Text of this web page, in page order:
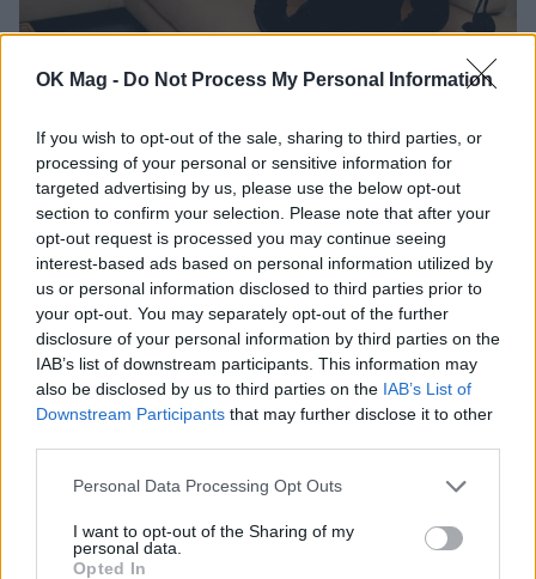
OK Mag - Do Not Process My Personal Information
If you wish to opt-out of the sale, sharing to third parties, or
processing of your personal or sensitive information for
targeted advertising by us, please use the below opt-out
section to confirm your selection. Please note that after your
opt-out request is processed you may continue seeing
interest-based ads based on personal information utilized by
us or personal information disclosed to third parties prior to
your opt-out. You may separately opt-out of the further
disclosure of your personal information by third parties on the
IAB’s list of downstream participants. This information may
also be disclosed by us to third parties on the IAB’s List of
Downstream Participants that may further disclose it to other
Personal Data Processing Opt Outs
I want to opt-out of the Sharing of my
personal data.
Opted In
Ντάσα Ζούκοβα: Σύγχρονο γιορτινό στυλ
Σταύρος Νιάρχος – Ντάσα Ζούκοβα: Κομψή
κοινή εμφάνιση στη Νέα Υόρκη!